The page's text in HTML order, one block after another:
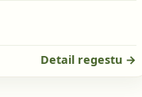
Detail regestu →